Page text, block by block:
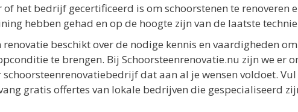
het bedrijf gecertificeerd is om schoorstenen te renoveren
hebben gehad en op de hoogte zijn van de laatste
renovatie beschikt over de nodige kennis en vaardigheden
te brengen. Bij Schoorsteenrenovatie.nu zijn we er
dat aan al je wensen voldoet.
gratis offertes van lokale bedrijven die gespecialiseerd